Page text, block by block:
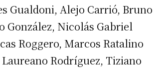
Gualdoni, Alejo Carrió, Bruno
González, Nicolás Gabriel
Roggero, Marcos Ratalino
Rodríguez, Tiziano